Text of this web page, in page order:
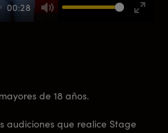
00:28
de 18 años.
audiciones que realice Stage